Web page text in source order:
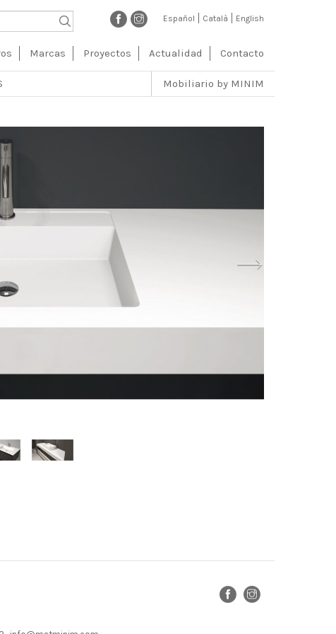
Español Català English
Marcas Proyectos Actualidad Contacto
Mobiliario by MINIM